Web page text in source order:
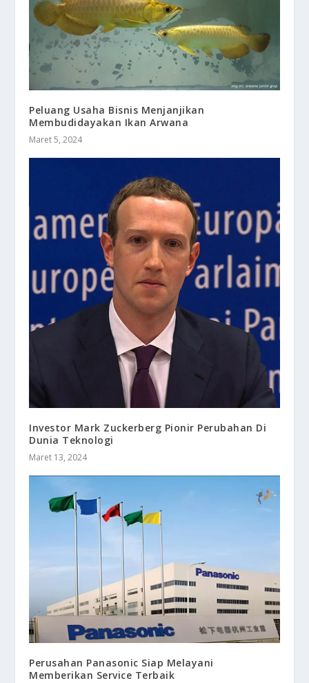
Peluang Usaha Bisnis Menjanjikan
Membudidayakan Ikan Arwana
Maret 5, 2024
Investor Mark Zuckerberg Pionir Perubahan Di
Dunia Teknologi
Maret 13, 2024
Perusahan Panasonic Siap Melayani
Memberikan Service Terbaik